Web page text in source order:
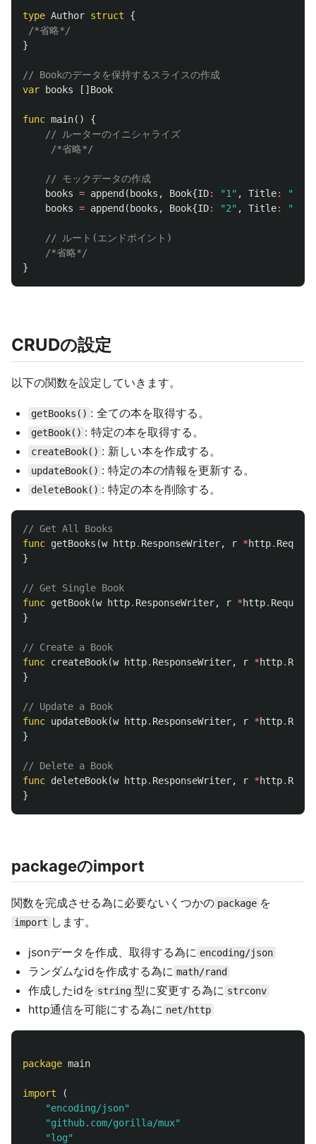
type Author struct
{
/*省略*/
}
// Bookのデータを保持するスライスの作成
var
books [] Book
func main()
{
// ルーターのイニシャライズ
/*省略*/
// モックデータの作成
books = append ( books , Book{ID: "1" , Title:
books = append ( books , Book{ID: "2" , Title:
// ルート(エンドポイント)
/*省略*/
}
CRUDの設定
以下の関数を設定していきます。
getBooks() : 全ての本を取得する。
getBook() : 特定の本を取得する。
createBook() : 新しい本を作成する。
updateBook() : 特定の本の情報を更新する。
deleteBook() : 特定の本を削除する。
// Get All Books
func getBooks (w http. ResponseWriter, r *http. Request
}
// Get Single Book
func getBook(w http. ResponseWriter, r *http. Request
}
// Create a Book
func createBook(w http. ResponseWriter, r *http.
}
// Update a Book
func updateBook(w http. ResponseWriter, r *http.
}
// Delete a Book
func deleteBook(w http. ResponseWriter, r *http.
}
packageのimport
関数を完成させる為に必要ないくつかの package を
import します。
jsonデータを作成、取得する為に encoding/json
ランダムなidを作成する為に math/rand
作成したidを string 型に変更する為に strconv
http通信を可能にする為に net/http
package main
import
(
"encoding/json"
"github.com/gorilla/mux"
"log"